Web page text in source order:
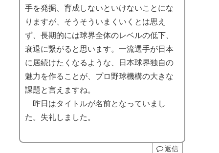
手を発掘、育成しないといけないことにな
りますが、そうそういまくいくとは思え
ず、長期的には球界全体のレベルの低下、
衰退に繋がると思います。一流選手が日本
に居続けたくなるような、日本球界独自の
魅力を作ることが、プロ野球機構の大きな
課題と言えますね。
昨日はタイトルが名前となっていまし
た。失礼しました。
返信